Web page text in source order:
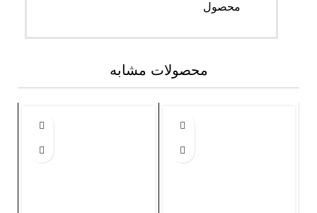
محصول
محصولات مشابه